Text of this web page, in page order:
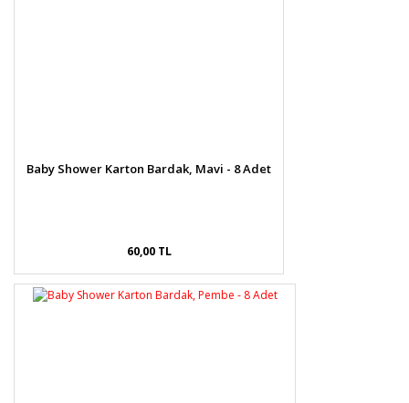
Baby Shower Karton Bardak, Mavi - 8 Adet
60,00 TL